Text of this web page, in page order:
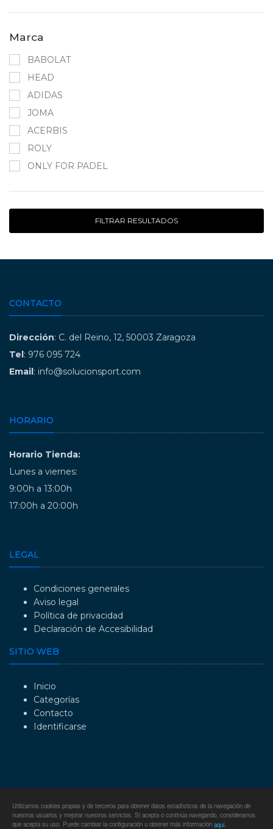
Marca
BABOLAT
HEAD
ADIDAS
JOMA
ACERBIS
ROLY
ONLY FOR PADEL
FILTRAR RESULTADOS
CONTACTO
Dirección: C. del Reino, 12, 50003 Zaragoza
Tel: 976 095 724
Email: info@solucionsport.com
HORARIO
Horario Tienda:
Lunes a viernes:
9:00h a 13:00h
17:00h a 20:00h
LEGAL
Condiciones generales
Aviso legal
Política de privacidad
Declaración de Accesibilidad
SITIO WEB
Inicio
Categorías
Contacto
Identificarse
Utilizamos cookies propias y de terceros para obtener datos estadísticos de la navegación de
nuestros usuarios y mejorar nuestros servicios. Si acepta o continúa navegando, consideramos
que acepta su uso. Puede cambiar la configuración u obtener más información aquí.